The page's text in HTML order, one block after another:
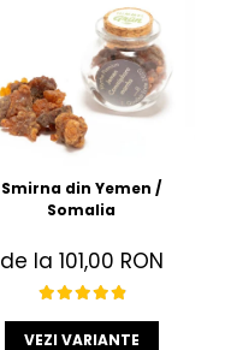
Smirna din Yemen /
Somalia
de la 101,00 RON
VEZI VARIANTE